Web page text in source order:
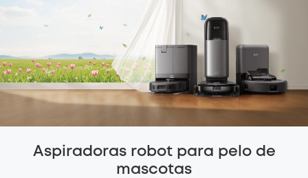
Aspiradoras robot para pelo de
mascotas